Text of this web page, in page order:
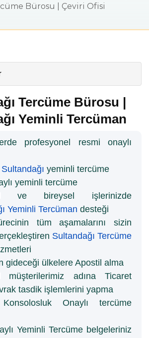
Bürosu | Çeviri Ofisi
Tercüme Bürosu |
Yeminli Tercüman
profesyonel resmi onaylı
Sultandağı yeminli tercüme
yeminli tercüme
ve bireysel işlerinizde
Yeminli Tercüman desteği
tüm aşamalarını sizin
Sultandağı Tercüme
gideceği ülkelere Apostil alma
müşterilerimiz adına Ticaret
tasdik işlemlerini yapma
Konsolosluk Onaylı tercüme
Yeminli Tercüme belgeleriniz